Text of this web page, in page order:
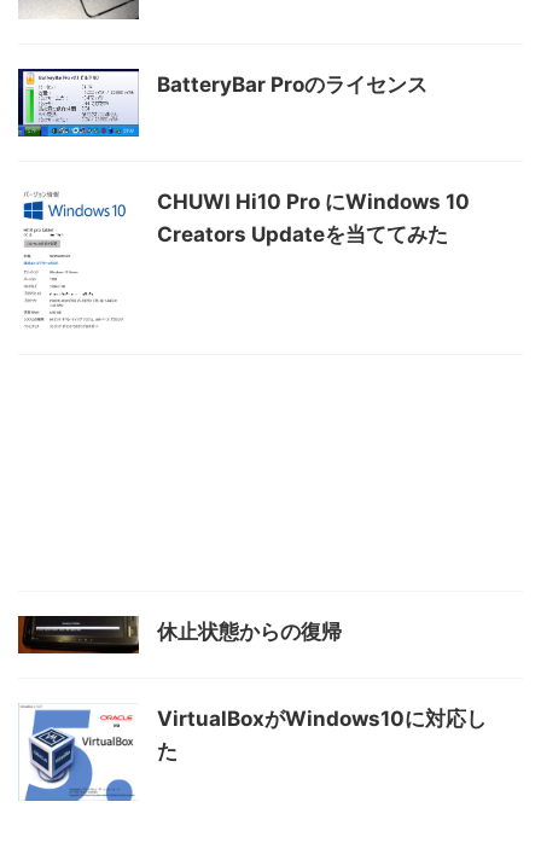
BatteryBar Proのライセンス
CHUWI Hi10 Pro にWindows 10
Creators Updateを当ててみた
休止状態からの復帰
VirtualBoxがWindows10に対応し
た